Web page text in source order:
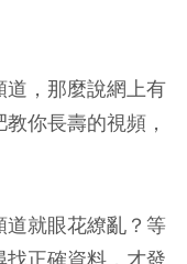
，那麼說網上有
你長壽的視頻，
就眼花繚亂？等
正確資料，才發